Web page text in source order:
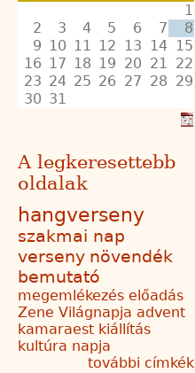
1
2
3 4 5 6 7
8
9 10 11 12 13 14 15
16 17 18 19 20 21
22
23 24 25 26 27 28 29
30 31
A legkeresettebb
oldalak
hangverseny
szakmai nap
verseny növendék
bemutató
megemlékezés előadás
Zene Világnapja advent
kamaraest kiállítás
kultúra napja
további címkék